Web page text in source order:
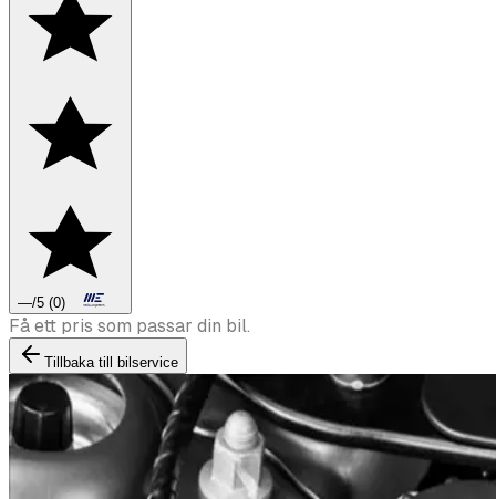
—/5 (0)
Boka däckbyte eller montering inför vintern.
Tillbaka till bilservice